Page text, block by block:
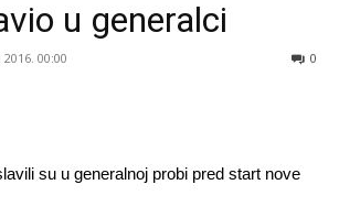
u generalci
2016. 00:00 0
su u generalnoj probi pred start nove